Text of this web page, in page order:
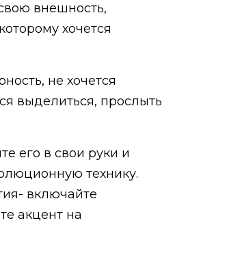
внешность,
хочется
не хочется
выделиться, прослыть
его в свои руки и
технику.
включайте
акцент на